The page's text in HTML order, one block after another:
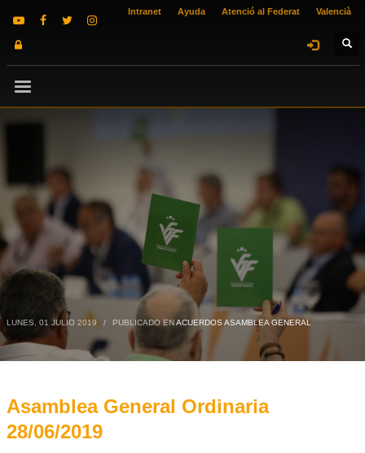
Intranet Ayuda Atenció al Federat Valencià
LUNES, 01 JULIO 2019 / PUBLICADO ENACUERDOS ASAMBLEA GENERAL
Asamblea General Ordinaria
28/06/2019